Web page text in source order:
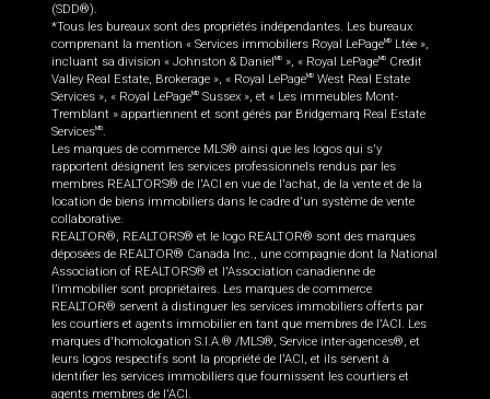
(SDD®).
*Tous les bureaux sont des propriétés indépendantes. Les bureaux
comprenant la mention « Services immobiliers Royal LePageMD
Ltée »,
incluant sa division « Johnston & DanielMD », « Royal LePageMD
Credit
Valley Real Estate, Brokerage », « Royal LePageMD West Real Estate
Services », « Royal LePageMD Sussex », et « Les immeubles Mont-
Tremblant » appartiennent et sont gérés par Bridgemarq Real Estate
ServicesMD.
Les marques de commerce MLS® ainsi que les logos qui s'y
rapportent désignent les services professionnels rendus par les
membres REALTORS® de l'ACI en vue de l'achat, de la vente et de la
location de biens immobiliers dans le cadre d'un système de vente
collaborative.
REALTOR®, REALTORS® et le logo REALTOR® sont des marques
déposées de REALTOR® Canada Inc., une compagnie dont la National
Association of REALTORS® et l'Association canadienne de
l’immobilier sont propriétaires. Les marques de commerce
REALTOR® servent à distinguer les services immobiliers offerts par
les courtiers et agents immobilier en tant que membres de l'ACI. Les
marques d'homologation S.I.A.® /MLS®, Service inter-agences®, et
leurs logos respectifs sont la propriété de l'ACI, et ils servent à
identifier les services immobiliers que fournissent les courtiers et
agents membres de l'ACI.